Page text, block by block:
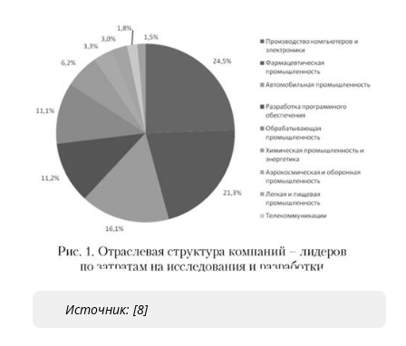
Источник: [8]